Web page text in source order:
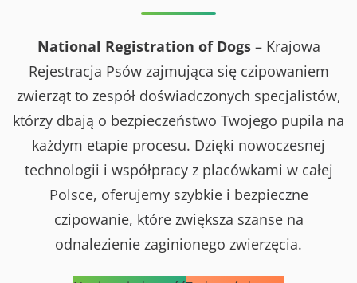
National Registration of Dogs– Krajowa
Rejestracja Psów zajmująca się czipowaniem
zwierząt to zespół doświadczonych specjalistów,
którzy dbają o bezpieczeństwo Twojego pupila na
każdym etapie procesu. Dzięki nowoczesnej
technologii i współpracy z placówkami w całej
Polsce, oferujemy szybkie i bezpieczne
czipowanie, które zwiększa szanse na
odnalezienie zaginionego zwierzęcia.